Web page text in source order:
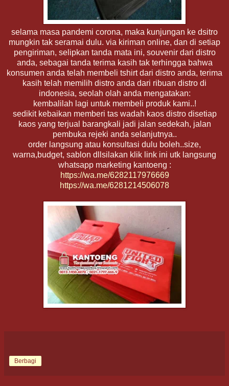
selama masa pandemi corona, maka kunjungan ke dsitro
mungkin tak seramai dulu. via kiriman online, dan di setiap
pengiriman, selipkan tanda mata ini, souvenir dari distro
anda, sebagai tanda terima kasih tak terhingga bahwa
konsumen anda telah membeli tshirt dari distro anda, terima
kasih telah memilih distro anda dari ribuan distro di
indonesia, seolah olah anda mengatakan:
kembalilah lagi untuk membeli produk kami..!
sedikit kebaikan memberi tas wadah kaos distro disetiap
kaos yang terjual barangkali jadi jalan sedekah, jalan
pembuka rejeki anda selanjutnya..
order langsung atau konsultasi dulu boleh..size,
warna,budget, sablon dllsilakan klik link ini utk langsung
whatsapp marketing kantoeng :
https://wa.me/6282117976669
https://wa.me/6281214506078
Berbagi